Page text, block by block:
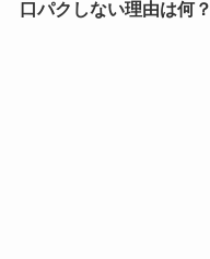
口パクしない理由は何？